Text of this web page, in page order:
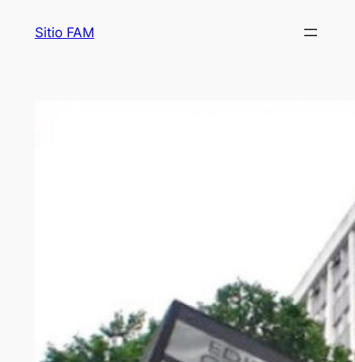
Sitio FAM